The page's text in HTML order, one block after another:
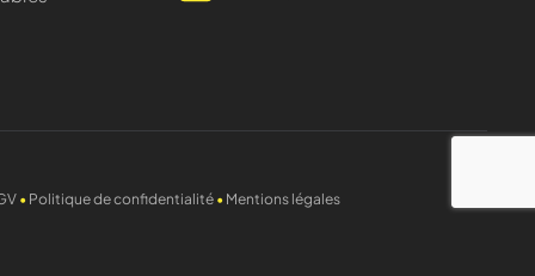
• Politique de confidentialité • Mentions légales